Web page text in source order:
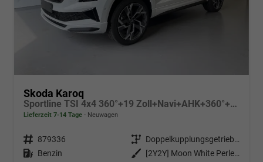
Skoda Karoq
Sportline TSI 4x4 360°+19 Zoll+Navi+AHK+360°+ACC+Frontscheibe beheizbar+Travel Assist
Lieferzeit 7-14 Tage Neuwagen
Fahrzeugnr. 879336 Getriebe
Doppelkupplungsgetriebe (DSG)
Kraftstoff Benzin Außenfarbe
[2Y2Y] Moon White Perleffekt